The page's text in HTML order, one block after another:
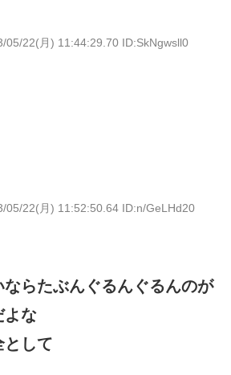
05/22(月) 11:44:29.70 ID:SkNgwsll0
05/22(月) 11:52:50.64 ID:n/GeLHd20
らたぶんぐるんぐるんのが
よな
として